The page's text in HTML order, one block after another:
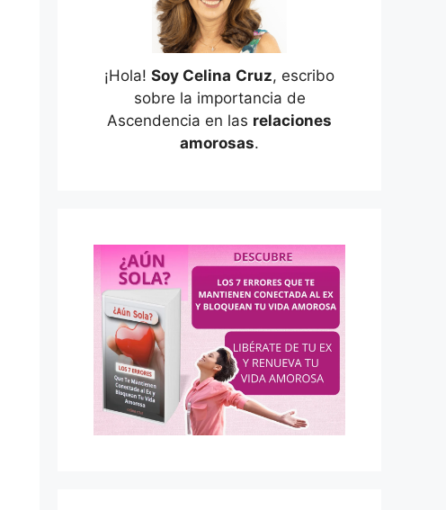
¡Hola! Soy Celina Cruz, escribo
sobre la importancia de
Ascendencia en las relaciones
amorosas.